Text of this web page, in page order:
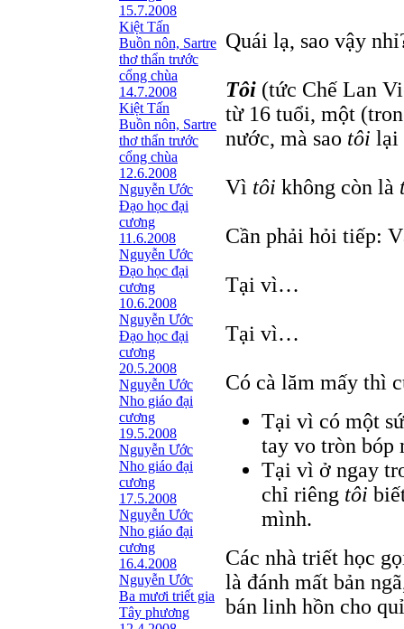
15.7.2008
Kiệt Tấn
Buồn nôn, Sartre
thơ thẩn trước
cổng chùa
14.7.2008
Kiệt Tấn
Buồn nôn, Sartre
thơ thẩn trước
cổng chùa
12.6.2008
Nguyễn Ước
Ðạo học đại
cương
11.6.2008
Nguyễn Ước
Ðạo học đại
cương
10.6.2008
Nguyễn Ước
Ðạo học đại
cương
20.5.2008
Nguyễn Ước
Nho giáo đại
cương
19.5.2008
Nguyễn Ước
Nho giáo đại
cương
17.5.2008
Nguyễn Ước
Nho giáo đại
cương
16.4.2008
Nguyễn Ước
Ba mươi triết gia
Tây phương
Quái lạ, sao vậy
Tôi (tức Chế Lan
từ 16 tuổi, một
nước, mà sao tôi lại
Vì tôi không còn là
Cần phải hỏi tiếp:
Tại vì…
Tại vì…
Có cà lăm mấy thì
Tại vì có một
tay vo tròn bóp
Tại vì ở ngay
chỉ riêng tôi
mình.
Các nhà triết học
là đánh mất bản
bán linh hồn cho